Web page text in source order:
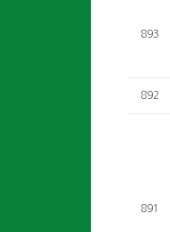
893
892
891